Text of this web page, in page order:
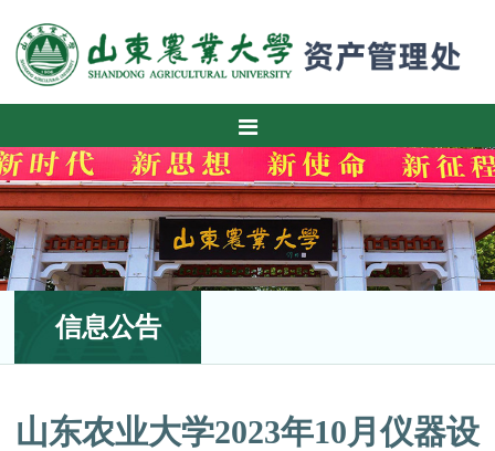
信息公告
山东农业大学2023年10月仪器设